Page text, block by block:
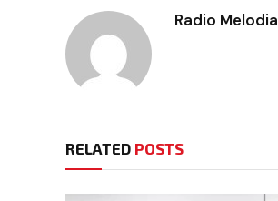
Radio Melodia
RELATED POSTS